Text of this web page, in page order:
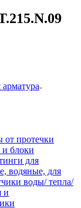
от протечки
и блоки
для
водяные, для
воды/ тепла/
и